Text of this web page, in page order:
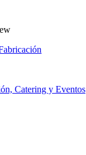
Catering y Eventos